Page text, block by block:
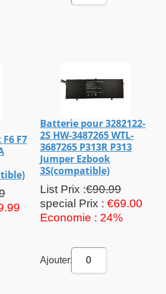
F7
Batterie pour 3282122-
2S HW-3487265 WTL-
3687265 P313R P313
Jumper Ezbook
3S(compatible)
List Prix :€90.99
special Prix : €69.00
Economie : 24%
Ajouter: 0